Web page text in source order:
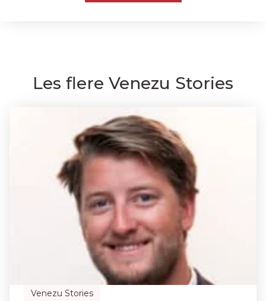
Les flere Venezu Stories
Venezu Stories